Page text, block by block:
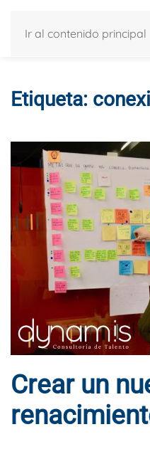
Ir al contenido principal
Etiqueta:
Crear un